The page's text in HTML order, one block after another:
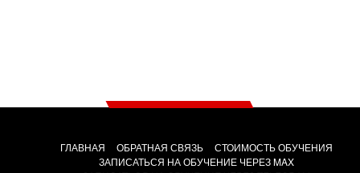
ГЛАВНАЯ ОБРАТНАЯ СВЯЗЬ
СТОИМОСТЬ ОБУЧЕНИЯ
ЗАПИСАТЬСЯ НА ОБУЧЕНИЕ ЧЕРЕЗ MAX